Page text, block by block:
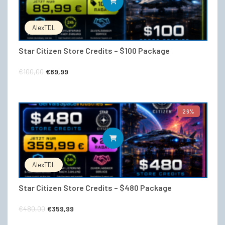
AlexTDL
Star Citizen Store Credits – $100 Package
€100,00 Ursprünglicher
war:
€100,00
€89,99
ist:
€89,99.
26%
AlexTDL
Star Citizen Store Credits – $480 Package
€480,00 Ursprünglicher
€359,99
IN DEN WARENKORB